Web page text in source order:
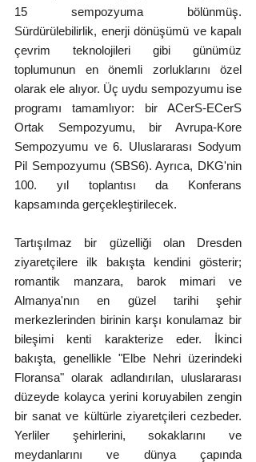
15 sempozyuma bölünmüş.
Sürdürülebilirlik, enerji dönüşümü ve kapalı
çevrim teknolojileri gibi günümüz
toplumunun en önemli zorluklarını özel
olarak ele alıyor. Üç uydu sempozyumu ise
programı tamamlıyor: bir ACerS-ECerS
Ortak Sempozyumu, bir Avrupa-Kore
Sempozyumu ve 6. Uluslararası Sodyum
Pil Sempozyumu (SBS6). Ayrıca, DKG'nin
100. yıl toplantısı da Konferans
kapsamında gerçekleştirilecek.
Tartışılmaz bir güzelliği olan Dresden
ziyaretçilere ilk bakışta kendini gösterir;
romantik manzara, barok mimari ve
Almanya'nın en güzel tarihi şehir
merkezlerinden birinin karşı konulamaz bir
bileşimi kenti karakterize eder. İkinci
bakışta, genellikle "Elbe Nehri üzerindeki
Floransa" olarak adlandırılan, uluslararası
düzeyde kolayca yerini koruyabilen zengin
bir sanat ve kültürle ziyaretçileri cezbeder.
Yerliler şehirlerini, sokaklarını ve
meydanlarını ve dünya çapında